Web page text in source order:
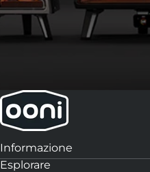
Informazione
Esplorare